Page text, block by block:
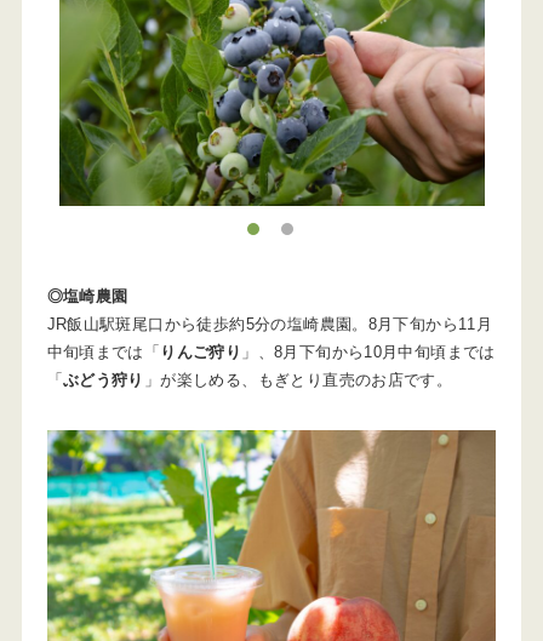
◎塩崎農園
JR飯山駅斑尾口から徒歩約5分の塩崎農園。8月下旬から11月
中旬頃までは「 りんご狩り 」、8月下旬から10月中旬頃までは
「ぶどう狩り 」が楽しめる、もぎとり直売のお店です。